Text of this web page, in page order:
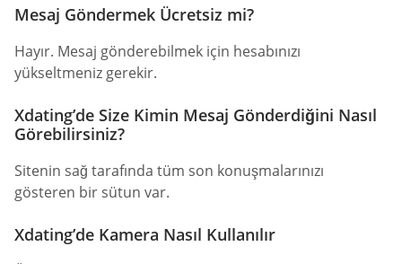
Mesaj Göndermek Ücretsiz mi?
Hayır. Mesaj gönderebilmek için hesabınızı
yükseltmeniz gerekir.
Xdating’de Size Kimin Mesaj Gönderdiğini Nasıl
Görebilirsiniz?
Sitenin sağ tarafında tüm son konuşmalarınızı
gösteren bir sütun var.
Xdating’de Kamera Nasıl Kullanılır